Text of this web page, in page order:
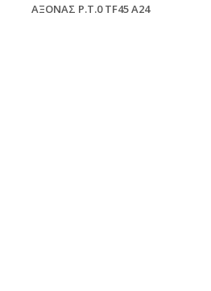
AΞONAΣ P.T.0 TF45 A24